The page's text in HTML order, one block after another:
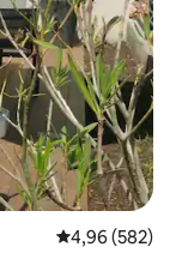
Vidutinis
4,96 (582)